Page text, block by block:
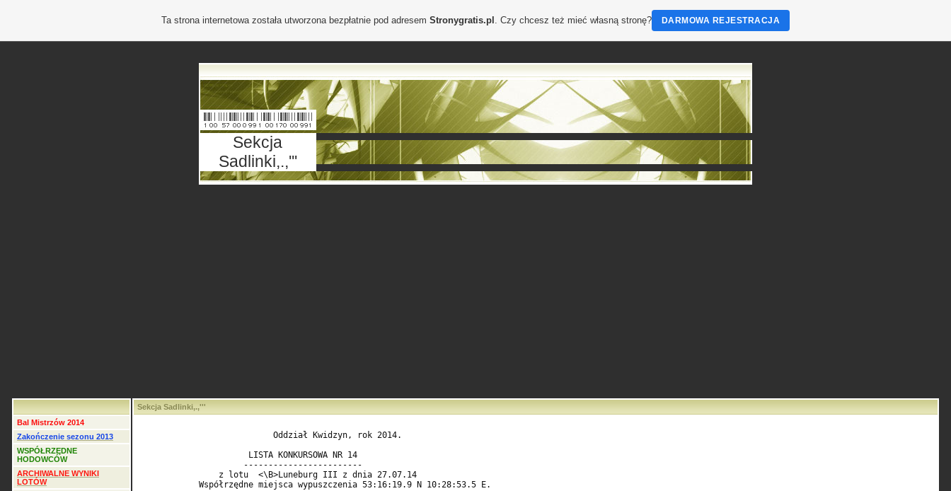
Sekcja
Sadlinki,.,'''
Bal Mistrzów 2014
Zakończenie sezonu 2013
WSPÓŁRZĘDNE
HODOWCÓW
ARCHIWALNE WYNIKI
LOTÓW
Sekcja Sadlinki,.,'''
                           Oddział Kwidzyn, rok 2014.
                      LISTA KONKURSOWA NR 14
                     ------------------------
                z lotu  <\B>Luneburg III z dnia 27.07.14
            Współrzędne miejsca wypuszczenia 53:16:19.9 N 10:28:53.5 E.
Ta strona internetowa została utworzona bezpłatnie pod adresem Stronygratis.pl . Czy chcesz też mieć własną stronę? DARMOWA REJESTRACJA